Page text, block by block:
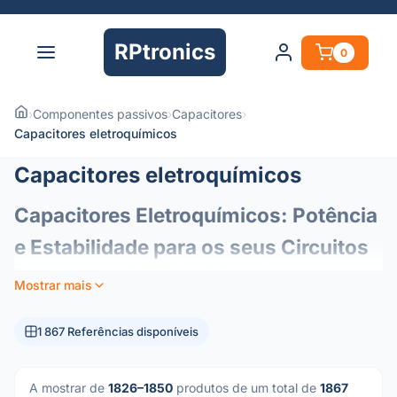
RPtronics 0
›Componentes passivos›Capacitores›
Capacitores eletroquímicos
Capacitores eletroquímicos
Capacitores Eletroquímicos: Potência
e Estabilidade para os seus Circuitos
condensadores eletroquímicos (ou eletrolíticos)
circuitos. Concebidos para oferecer uma elevada
componentes preferenciais para a gestão de energia e
Mostrar mais
1 867 Referências disponíveis
A mostrar de 1826–1850 produtos de um total de 1867